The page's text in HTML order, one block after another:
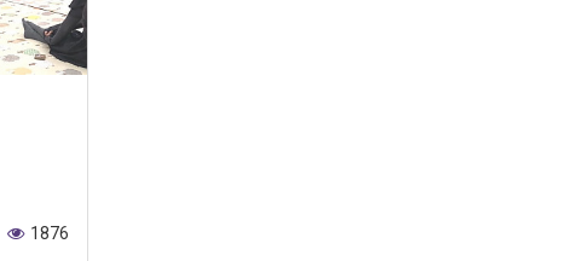
1876